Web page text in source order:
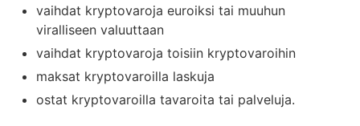
vaihdat kryptovaroja euroiksi tai muuhun
viralliseen valuuttaan
vaihdat kryptovaroja toisiin kryptovaroihin
maksat kryptovaroilla laskuja
ostat kryptovaroilla tavaroita tai palveluja.